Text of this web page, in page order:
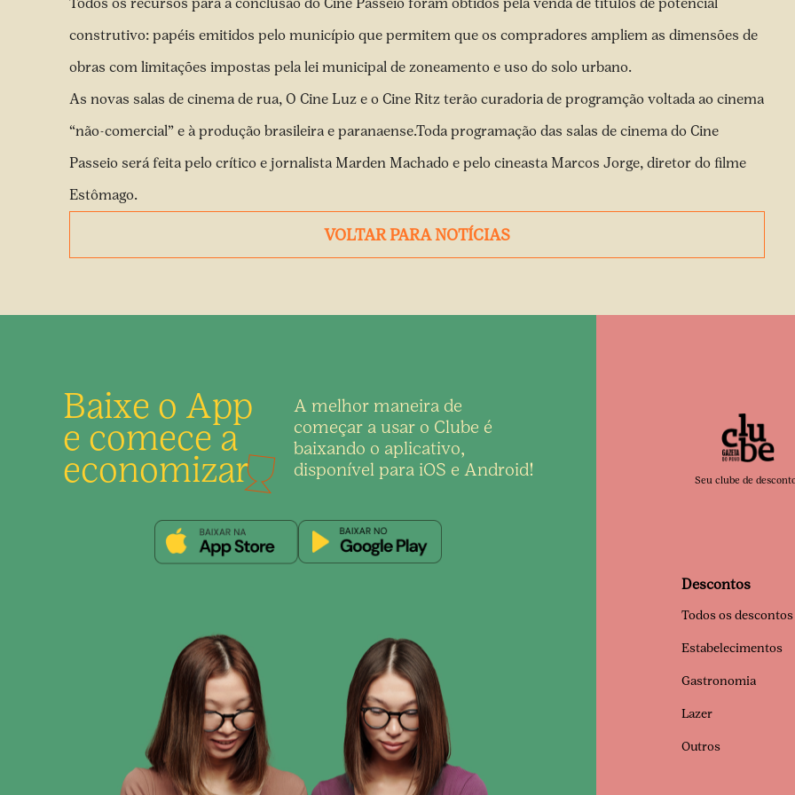
construtivo: papéis emitidos pelo município que permitem que os compradores ampliem as dimensões de
obras com limitações impostas pela lei municipal de zoneamento e uso do solo urbano.
As novas salas de cinema de rua, O Cine Luz e o Cine Ritz terão curadoria de programção voltada ao cinema
“não-comercial” e à produção brasileira e paranaense.Toda programação das salas de cinema do Cine
Passeio será feita pelo crítico e jornalista Marden Machado e pelo cineasta Marcos Jorge, diretor do filme
Estômago.
VOLTAR PARA NOTÍCIAS
Baixe o App
e comece a
economizar
A melhor maneira de
começar a usar o Clube é
baixando o aplicativo,
disponível para iOS e Android!
Seu clube de
Descontos
Todos os descontos
Estabelecimentos
Gastronomia
Lazer
Outros